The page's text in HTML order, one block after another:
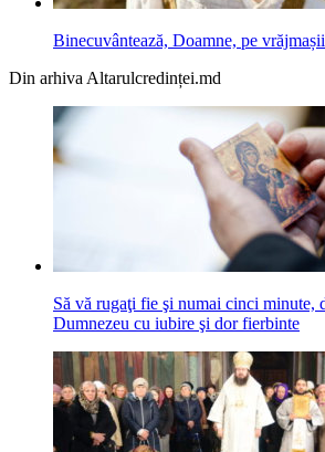
Binecuvântează, Doamne, pe
Din arhiva Altarulcredinței.md
Să vă rugaţi fie şi numai cinci minute,
Dumnezeu cu iubire şi dor fierbinte